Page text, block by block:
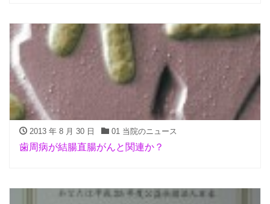
2013 年 8 月 30 日 01 当院のニュース
歯周病が結腸直腸がんと関連か？